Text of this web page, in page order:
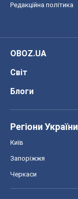
Редакційна політика
OBOZ.UA
Світ
Блоги
Регіони України
Київ
Запоріжжя
Черкаси